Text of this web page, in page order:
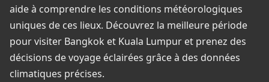
aide à comprendre les conditions météorologiques
uniques de ces lieux. Découvrez la meilleure période
pour visiter Bangkok et Kuala Lumpur et prenez des
décisions de voyage éclairées grâce à des données
climatiques précises.